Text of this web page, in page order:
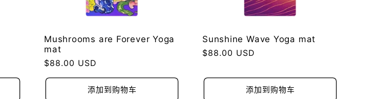
Mushrooms are Forever Yoga
mat
常
规
$88.00 USD
添加到购物车
Sunshine Wave Yoga mat
常
价
$88.00 USD
添加到购物车